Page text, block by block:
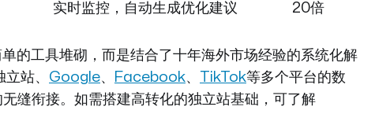
实时监控，自动生成优化建议 20倍
的工具堆砌，而是结合了十年海外市场经验的系统化解
立站、 Google、 Facebook、 TikTok等多个平台的数
缝衔接。如需搭建高转化的独立站基础，可了解